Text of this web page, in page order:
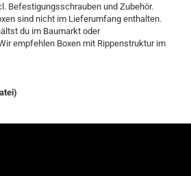
Befestigungsschrauben und Zubehör.
sind nicht im Lieferumfang enthalten.
du im Baumarkt oder
empfehlen Boxen mit Rippenstruktur im